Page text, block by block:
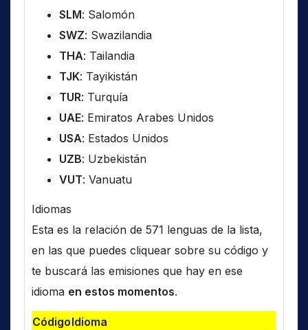
SLM: Salomón
SWZ: Swazilandia
THA: Tailandia
TJK: Tayikistán
TUR: Turquía
UAE: Emiratos Arabes Unidos
USA: Estados Unidos
UZB: Uzbekistán
VUT: Vanuatu
Idiomas
Esta es la relación de 571 lenguas de la lista,
en las que puedes cliquear sobre su código y
te buscará las emisiones que hay en ese
idioma en estos momentos.
CódigoIdioma